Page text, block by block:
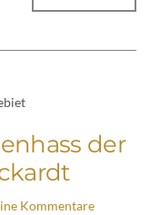
der
Kommentare